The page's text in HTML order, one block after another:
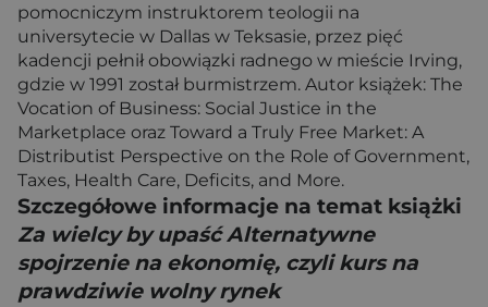
pomocniczym instruktorem teologii na
universytecie w Dallas w Teksasie, przez pięć
kadencji pełnił obowiązki radnego w mieście Irving,
gdzie w 1991 został burmistrzem. Autor książek: The
Vocation of Business: Social Justice in the
Marketplace oraz Toward a Truly Free Market: A
Distributist Perspective on the Role of Government,
Taxes, Health Care, Deficits, and More.
Szczegółowe informacje na temat książki
Za wielcy by upaść Alternatywne
spojrzenie na ekonomię, czyli kurs na
prawdziwie wolny rynek